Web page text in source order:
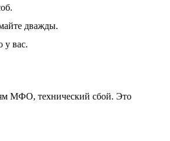
дважды.
у вас.
МФО, технический сбой. Это